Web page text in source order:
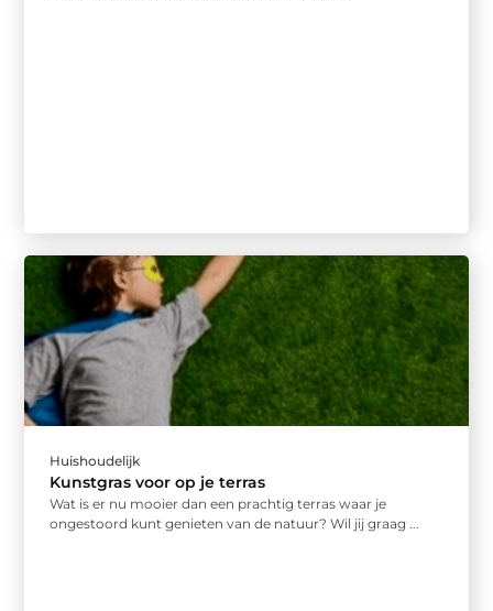
Huishoudelijk
Kunstgras voor op je terras
Wat is er nu mooier dan een prachtig terras waar je
ongestoord kunt genieten van de natuur? Wil jij graag ...